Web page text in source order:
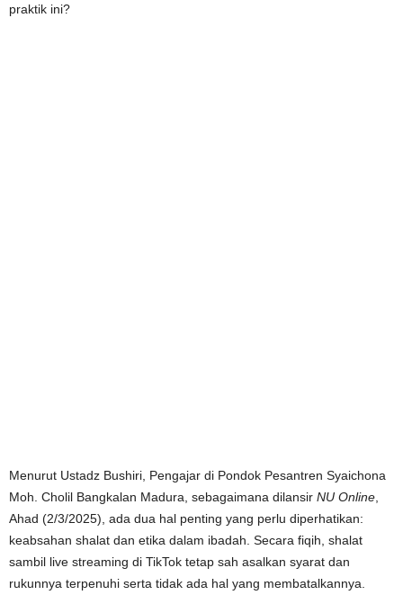
praktik ini?
Menurut Ustadz Bushiri, Pengajar di Pondok Pesantren Syaichona
Moh. Cholil Bangkalan Madura, sebagaimana dilansir NU Online
Ahad (2/3/2025), ada dua hal penting yang perlu diperhatikan:
keabsahan shalat dan etika dalam ibadah. Secara fiqih, shalat
sambil live streaming di TikTok tetap sah asalkan syarat dan
rukunnya terpenuhi serta tidak ada hal yang membatalkannya.